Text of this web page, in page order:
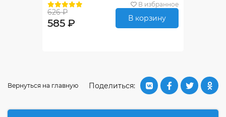
В избранное
626 ₽
585 ₽ В корзину
Поделиться:
Вернуться на главную